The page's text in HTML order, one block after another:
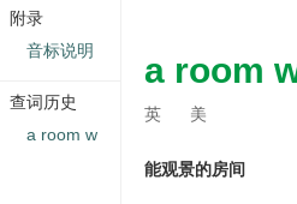
a room
英 美
能观景的房间
附录
音标说明
查词历史
a room w